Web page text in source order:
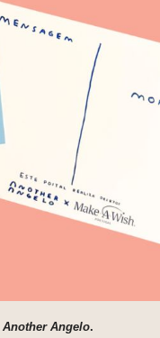
Another Angelo.